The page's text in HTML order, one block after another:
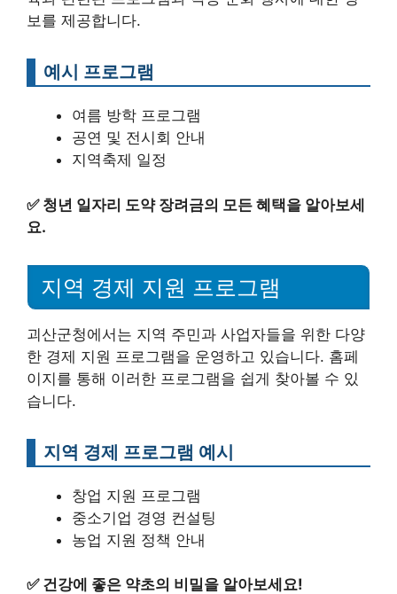
보를 제공합니다.
예시 프로그램
여름 방학 프로그램
공연 및 전시회 안내
지역축제 일정
✅ 청년 일자리 도약 장려금의 모든 혜택을 알아보세
요.
지역 경제 지원 프로그램
괴산군청에서는 지역 주민과 사업자들을 위한 다양
한 경제 지원 프로그램을 운영하고 있습니다. 홈페
이지를 통해 이러한 프로그램을 쉽게 찾아볼 수 있
습니다.
지역 경제 프로그램 예시
창업 지원 프로그램
중소기업 경영 컨설팅
농업 지원 정책 안내
✅ 건강에 좋은 약초의 비밀을 알아보세요!